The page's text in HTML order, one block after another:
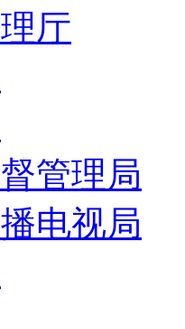
厅
管理局
电视局